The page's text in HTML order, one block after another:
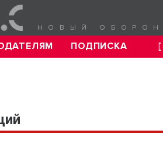
НОВЫЙ
ПОДПИСКА